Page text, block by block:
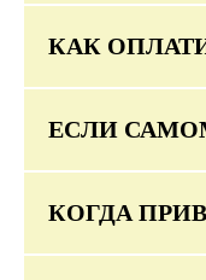
КАК
ЕСЛИ
КОГДА